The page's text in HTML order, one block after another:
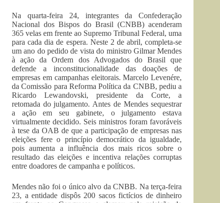
Na quarta-feira 24, integrantes da Confederação
Nacional dos Bispos do Brasil (CNBB) acenderam
365 velas em frente ao Supremo Tribunal Federal, uma
para cada dia de espera. Neste 2 de abril, completa-se
um ano do pedido de vista do ministro Gilmar Mendes
à ação da Ordem dos Advogados do Brasil que
defende a inconstitucionalidade das doações de
empresas em campanhas eleitorais. Marcelo Levenére,
da Comissão para Reforma Política da CNBB, pediu a
Ricardo Lewandovski, presidente da Corte, a
retomada do julgamento. Antes de Mendes sequestrar
a ação em seu gabinete, o julgamento estava
virtualmente decidido. Seis ministros foram favoráveis
à tese da OAB de que a participação de empresas nas
eleições fere o princípio democrático da igualdade,
pois aumenta a influência dos mais ricos sobre o
resultado das eleições e incentiva relações corruptas
entre doadores de campanha e políticos.
Mendes não foi o único alvo da CNBB. Na terça-feira
23, a entidade dispôs 200 sacos fictícios de dinheiro